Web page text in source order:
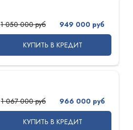
1 050 000 руб 949 000 руб
КУПИТЬ В КРЕДИТ
1 067 000 руб 966 000 руб
КУПИТЬ В КРЕДИТ